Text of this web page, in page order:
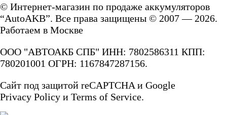
электромобили
Инвалидные
коляски
Газонокосилки
© Интернет-магазин по продаже аккумуляторов
“AutoAKB”. Все права защищены © 2007 — 2026.
Работаем в Москве
ООО "АВТОАКБ СПБ" ИНН: 7802586311 КПП:
780201001 ОГРН: 1167847287156.
Сайт под защитой reCAPTCHA и Google
Privacy Policy и Terms of Service.